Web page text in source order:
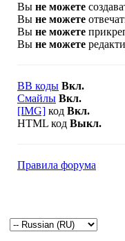
Вы не можете
Вы не можете
Вы не можете
Вы не можете
BB коды Вкл.
Смайлы Вкл.
[IMG] код Вкл.
HTML код Выкл.
Правила форума